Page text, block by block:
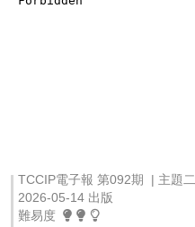
TCCIP電子報 第092期 | 主題二
2026-05-14 出版
難易度